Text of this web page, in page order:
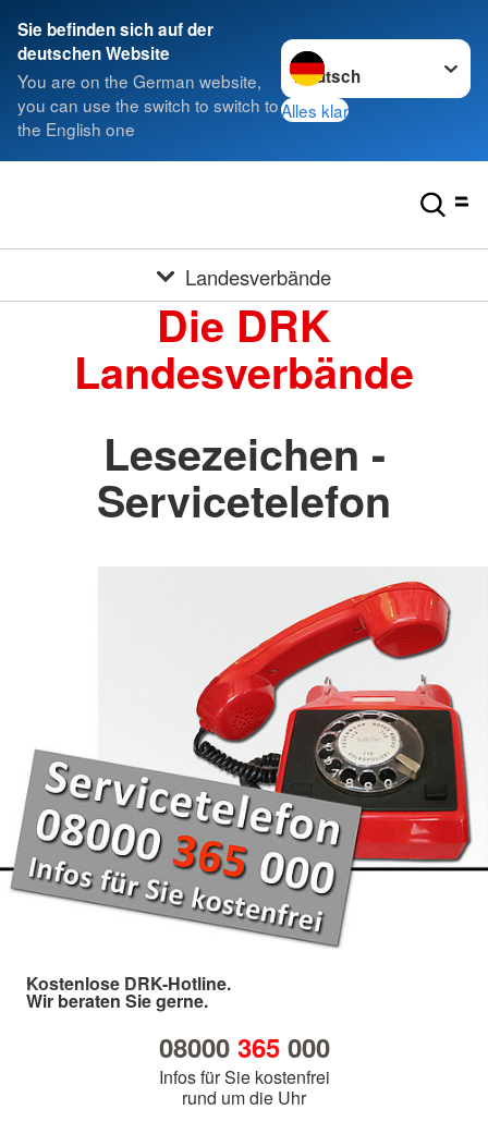
Sie befinden sich auf der
deutschen Website
You are on the German website,
you can use the switch to switch to
the English one
Sprache wechseln zu
Alles klar
Landesverbände
Die DRK
Landesverbände
Lesezeichen -
Servicetelefon
Kostenlose DRK-Hotline.
Wir beraten Sie gerne.
08000 365000
Infos für Sie kostenfrei
rund um die Uhr